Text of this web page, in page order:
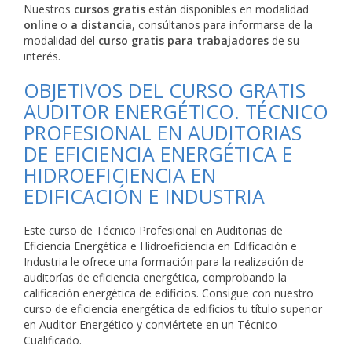
Nuestros cursos gratis están disponibles en modalidad
online o a distancia, consúltanos para informarse de la
modalidad del curso gratis para trabajadores de su
interés.
OBJETIVOS DEL CURSO GRATIS
AUDITOR ENERGÉTICO. TÉCNICO
PROFESIONAL EN AUDITORIAS
DE EFICIENCIA ENERGÉTICA E
HIDROEFICIENCIA EN
EDIFICACIÓN E INDUSTRIA
Este curso de Técnico Profesional en Auditorias de
Eficiencia Energética e Hidroeficiencia en Edificación e
Industria le ofrece una formación para la realización de
auditorías de eficiencia energética, comprobando la
calificación energética de edificios. Consigue con nuestro
curso de eficiencia energética de edificios tu título superior
en Auditor Energético y conviértete en un Técnico
Cualificado.